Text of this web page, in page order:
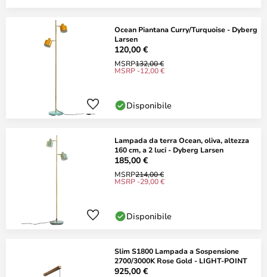
Ocean Piantana Curry/Turquoise - Dyberg
Larsen
120,00 €
MSRP132,00 €
MSRP -12,00 €
Disponibile
Lampada da terra Ocean, oliva, altezza
160 cm, a 2 luci - Dyberg Larsen
185,00 €
MSRP214,00 €
MSRP -29,00 €
Disponibile
Slim S1800 Lampada a Sospensione
2700/3000K Rose Gold - LIGHT-POINT
925,00 €